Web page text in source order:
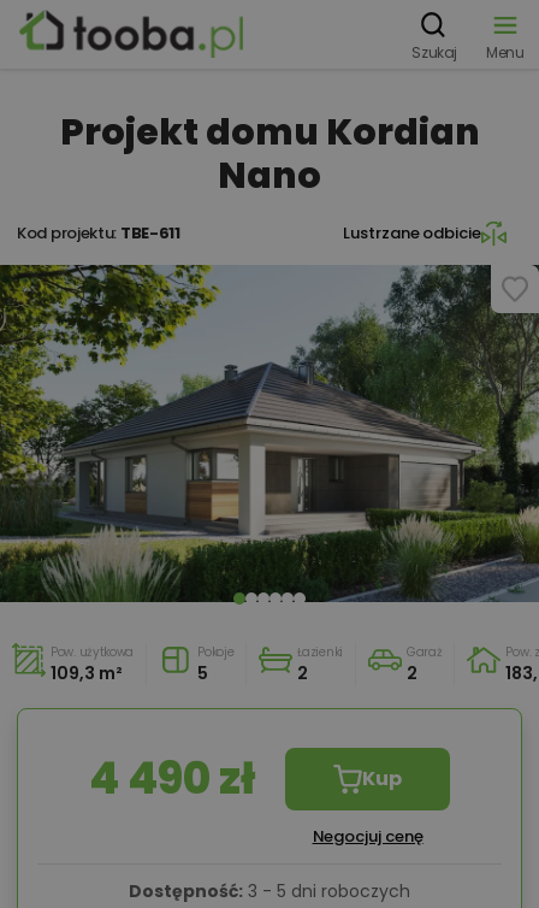
Szukaj Menu
Projekt domu Kordian
Nano
Kod projektu: TBE-611 Lustrzane odbicie
Pow. użytkowa
109,3 m²
Pokoje
5
Łazienki
2
Garaż
2
Pow.
4 490 zł Kup
Negocjuj cenę
Dostępność: 3 - 5 dni roboczych